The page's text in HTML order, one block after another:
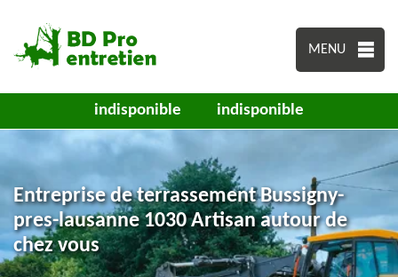
MENU
indisponible indisponible
Entreprise de terrassement Bussigny-
pres-lausanne 1030 Artisan autour de
chez vous